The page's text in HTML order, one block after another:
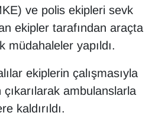
ve polis ekipleri sevk
ekipler tarafından araçta
müdahaleler yapıldı.
ekiplerin çalışmasıyla
ambulanslarla
kaldırıldı.